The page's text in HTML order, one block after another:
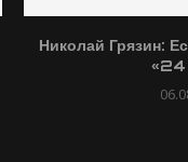
Николай Грязин:
«24